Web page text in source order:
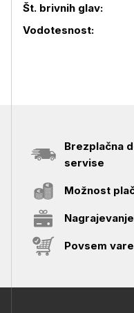
Št. brivnih glav:
Vodotesnost:
Brezplačna
servise
Možnost
Povsem